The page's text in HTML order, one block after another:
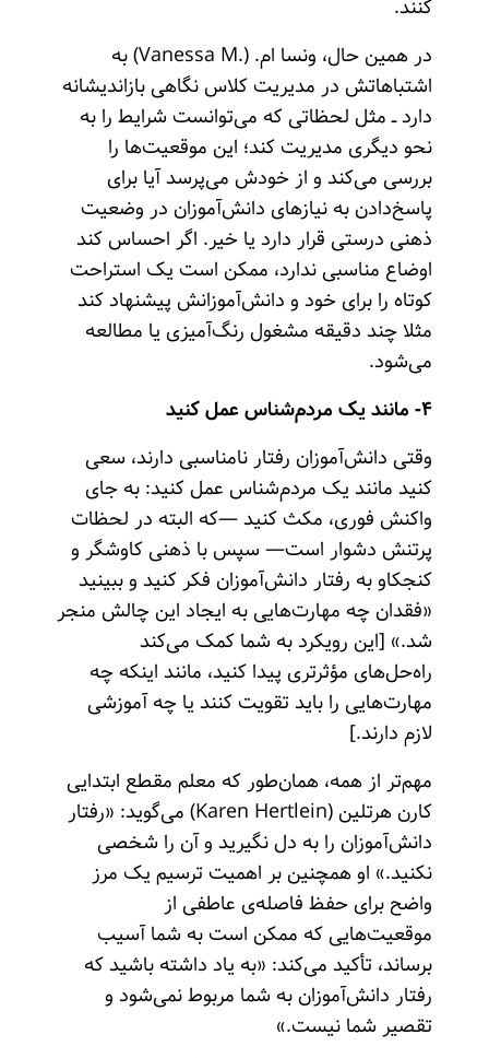
کنند.
در همین حال، ونسا ام. (.Vanessa M) به
اشتباهاتش در مدیریت کلاس نگاهی بازاندیشانه
دارد ــ مثل لحظاتی که می‌توانست شرایط را به
نحو دیگری مدیریت کند؛ این موقعیت‌ها را
بررسی می‌کند و از خودش می‌پرسد آیا برای
پاسخ‌دادن به نیازهای دانش‌آموزان در وضعیت
ذهنی درستی قرار دارد یا خیر. اگر احساس کند
اوضاع مناسبی ندارد، ممکن است یک استراحت
کوتاه را برای خود و دانش‌آموزانش پیشنهاد کند
مثلا چند دقیقه مشغول رنگ‌آمیزی یا مطالعه
می‌شود.
۴- مانند یک مردم‌شناس عمل کنید
وقتی دانش‌آموزان رفتار نامناسبی دارند، سعی
کنید مانند یک مردم‌شناس عمل کنید: به جای
واکنش فوری، مکث کنید —که البته در لحظات
پرتنش دشوار است— سپس با ذهنی کاوشگر و
کنجکاو به رفتار دانش‌آموزان فکر کنید و ببینید
«فقدان چه مهارت‌هایی به ایجاد این چالش منجر
شد.» [این رویکرد به شما کمک می‌کند
راه‌حل‌های مؤثرتری پیدا کنید، مانند اینکه چه
مهارت‌هایی را باید تقویت کنند یا چه آموزشی
لازم دارند.]
مهم‌تر از همه، همان‌طور که معلم مقطع ابتدایی
کارن هرتلین (Karen Hertlein) می‌گوید: «رفتار
دانش‌آموزان را به دل نگیرید و آن را شخصی
نکنید.» او همچنین بر اهمیت ترسیم یک مرز
واضح برای حفظ فاصله‌ی عاطفی از
موقعیت‌هایی که ممکن است به شما آسیب
برساند، تأکید می‌کند: «به یاد داشته باشید که
رفتار دانش‌آموزان به شما مربوط نمی‌شود و
تقصیر شما نیست.»